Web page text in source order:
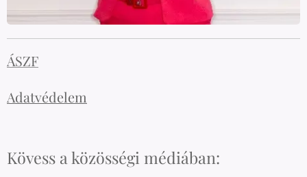
ÁSZF
Adatvédelem
Kövess a közösségi médiában: